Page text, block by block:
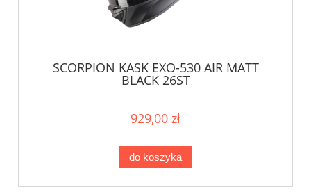
SCORPION KASK EXO-530 AIR MATT
BLACK 26ST
929,00 zł
do koszyka